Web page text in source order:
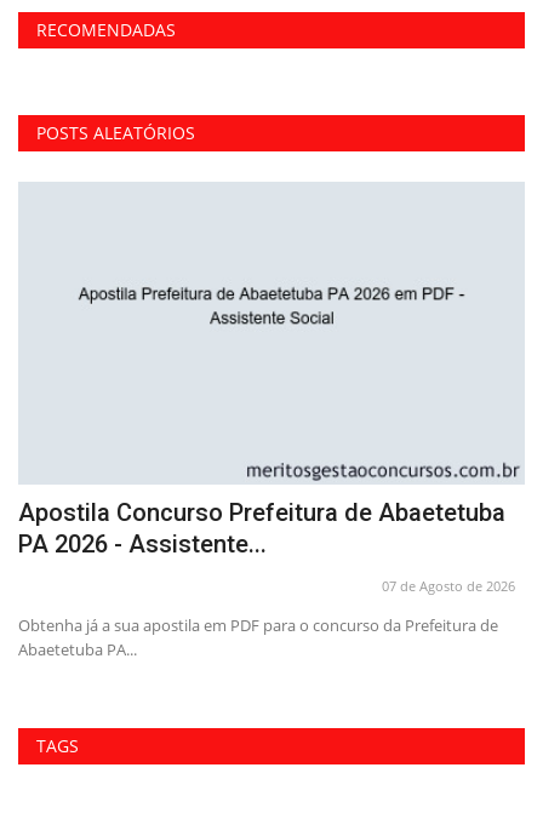
RECOMENDADAS
POSTS ALEATÓRIOS
Apostila Concurso Prefeitura de Abaetetuba
PA 2026 - Assistente...
07 de Agosto de 2026
Obtenha já a sua apostila em PDF para o concurso da Prefeitura de
Abaetetuba PA...
TAGS